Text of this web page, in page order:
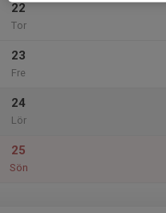
22
Tor
23
Fre
24
Lör
25
Sön